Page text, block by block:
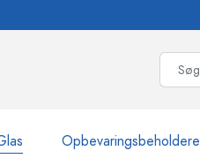
Opbevaringsbeholdere